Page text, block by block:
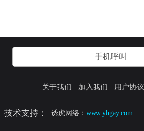
手机呼叫
关于我们 加入我们 用户协议
技术支持： 诱虎网络：www.yhgay.com